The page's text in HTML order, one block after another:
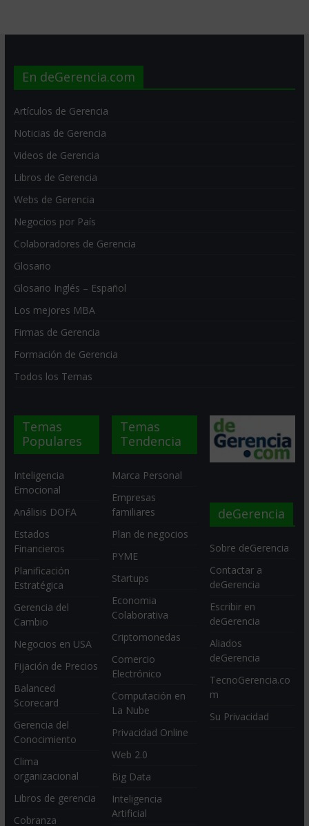
En deGerencia.com
Artículos de Gerencia
Noticias de Gerencia
Videos de Gerencia
Libros de Gerencia
Webs de Gerencia
Negocios por País
Colaboradores de Gerencia
Glosario
Glosario Inglés – Español
Los mejores MBA
Firmas de Gerencia
Formación de Gerencia
Todos los Temas
Temas
Populares
Inteligencia
Emocional
Análisis DOFA
Estados
Financieros
Planificación
Estratégica
Gerencia del
Cambio
Negocios en USA
Fijación de Precios
Balanced
Scorecard
Gerencia del
Conocimiento
Clima
organizacional
Libros de gerencia
Cobranza
Temas
Tendencia
Marca Personal
Empresas
familiares
Plan de negocios
PYME
Startups
Economia
Colaborativa
Criptomonedas
Comercio
Electrónico
Computación en
La Nube
Privacidad Online
Web 2.0
Big Data
Inteligencia
Artificial
deGerencia
Sobre deGerencia
Contactar a
deGerencia
Escribir en
deGerencia
Aliados
deGerencia
TecnoGerencia.co
m
Su Privacidad